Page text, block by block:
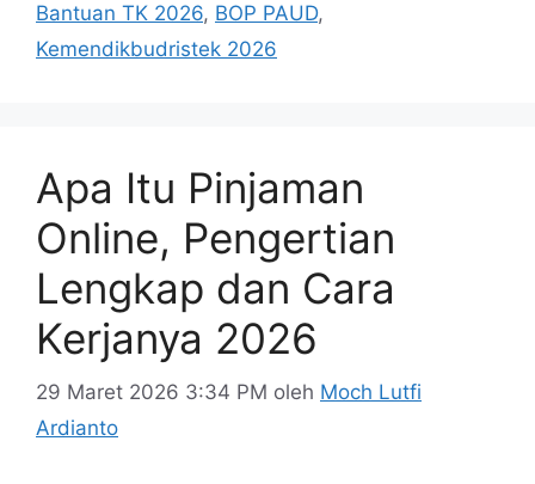
Bantuan TK 2026, BOP PAUD,
Kemendikbudristek 2026
Apa Itu Pinjaman
Online, Pengertian
Lengkap dan Cara
Kerjanya 2026
29 Maret 2026 3:34 PM oleh Moch Lutfi
Ardianto